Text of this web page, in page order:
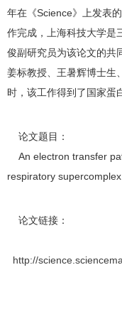
年在《Science》上发表
作完成，上海科技大学是
俊副研究员为该论文的共
姜标教授、王暑辉博士生
时，该工作得到了国家蛋
论文题目：
An electron transfer
respiratory supercomplex
论文链接：
http://